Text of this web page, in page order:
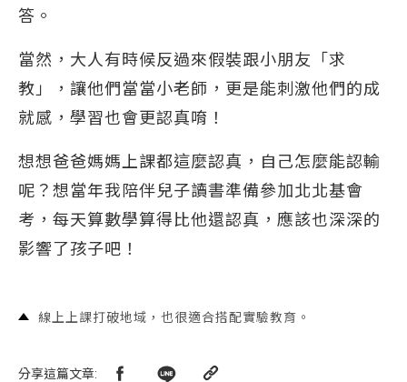
答。
當然，大人有時候反過來假裝跟小朋友「求
教」，讓他們當當小老師，更是能刺激他們的成
就感，學習也會更認真唷！
想想爸爸媽媽上課都這麼認真，自己怎麼能認輸
呢？想當年我陪伴兒子讀書準備參加北北基會
考，每天算數學算得比他還認真，應該也深深的
影響了孩子吧！
線上上課打破地域，也很適合搭配實驗教育。
分享這篇文章: